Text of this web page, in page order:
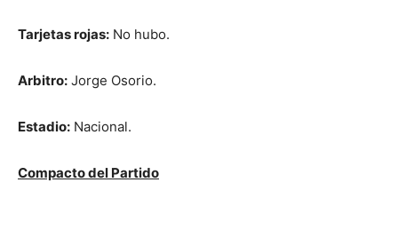
Tarjetas rojas: No hubo.
Arbitro: Jorge Osorio.
Estadio: Nacional.
Compacto del Partido